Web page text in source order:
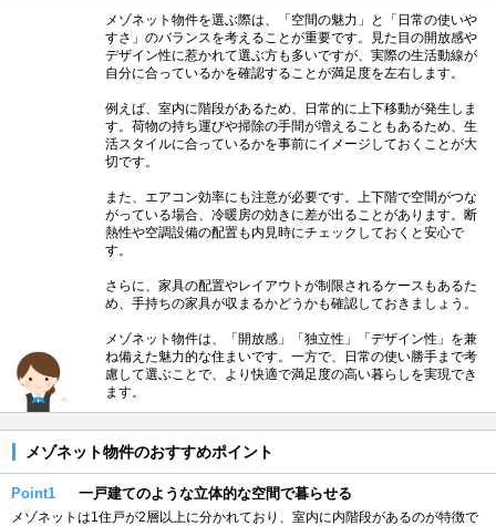
メゾネット物件を選ぶ際は、「空間の魅力」と「日常の使いや
すさ」のバランスを考えることが重要です。見た目の開放感や
デザイン性に惹かれて選ぶ方も多いですが、実際の生活動線が
自分に合っているかを確認することが満足度を左右します。
例えば、室内に階段があるため、日常的に上下移動が発生しま
す。荷物の持ち運びや掃除の手間が増えることもあるため、生
活スタイルに合っているかを事前にイメージしておくことが大
切です。
また、エアコン効率にも注意が必要です。上下階で空間がつな
がっている場合、冷暖房の効きに差が出ることがあります。断
熱性や空調設備の配置も内見時にチェックしておくと安心で
す。
さらに、家具の配置やレイアウトが制限されるケースもあるた
め、手持ちの家具が収まるかどうかも確認しておきましょう。
メゾネット物件は、「開放感」「独立性」「デザイン性」を兼
ね備えた魅力的な住まいです。一方で、日常の使い勝手まで考
慮して選ぶことで、より快適で満足度の高い暮らしを実現でき
ます。
メゾネット物件のおすすめポイント
Point1 一戸建てのような立体的な空間で暮らせる
メゾネットは1住戸が2層以上に分かれており、室内に内階段があるのが特徴で